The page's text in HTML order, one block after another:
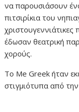
να παρουσιάσουν
πιτσιρίκια του
έδωσαν θεατρική
χορούς.
Το Me Greek ήταν
στιγμιότυπα από